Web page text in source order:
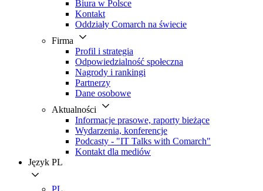
Biura w Polsce
Kontakt
Oddziały Comarch na świecie
Firma
Profil i strategia
Odpowiedzialność społeczna
Nagrody i rankingi
Partnerzy
Dane osobowe
Aktualności
Informacje prasowe, raporty bieżące
Wydarzenia, konferencje
Podcasty - "IT Talks with Comarch"
Kontakt dla mediów
Język PL
PL